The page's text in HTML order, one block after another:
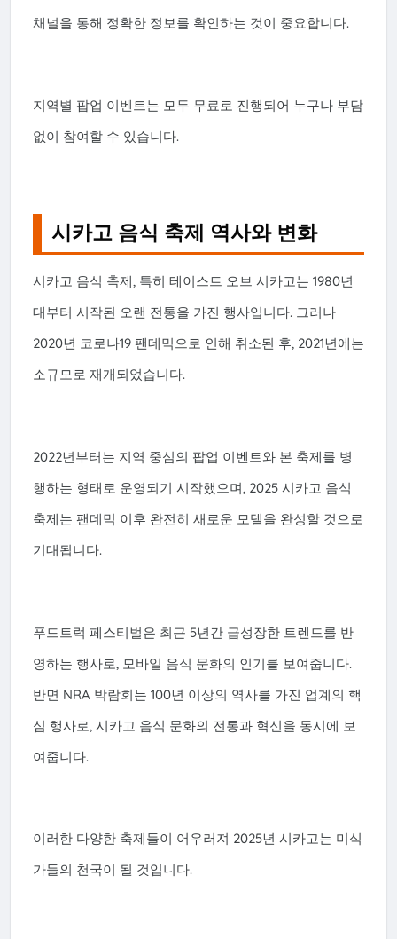
채널을 통해 정확한 정보를 확인하는 것이 중요합니다.
지역별 팝업 이벤트는 모두 무료로 진행되어 누구나 부담
없이 참여할 수 있습니다.
시카고 음식 축제 역사와 변화
시카고 음식 축제, 특히 테이스트 오브 시카고는 1980년
대부터 시작된 오랜 전통을 가진 행사입니다. 그러나
2020년 코로나19 팬데믹으로 인해 취소된 후, 2021년에는
소규모로 재개되었습니다.
2022년부터는 지역 중심의 팝업 이벤트와 본 축제를 병
행하는 형태로 운영되기 시작했으며, 2025 시카고 음식
축제는 팬데믹 이후 완전히 새로운 모델을 완성할 것으로
기대됩니다.
푸드트럭 페스티벌은 최근 5년간 급성장한 트렌드를 반
영하는 행사로, 모바일 음식 문화의 인기를 보여줍니다.
반면 NRA 박람회는 100년 이상의 역사를 가진 업계의 핵
심 행사로, 시카고 음식 문화의 전통과 혁신을 동시에 보
여줍니다.
이러한 다양한 축제들이 어우러져 2025년 시카고는 미식
가들의 천국이 될 것입니다.